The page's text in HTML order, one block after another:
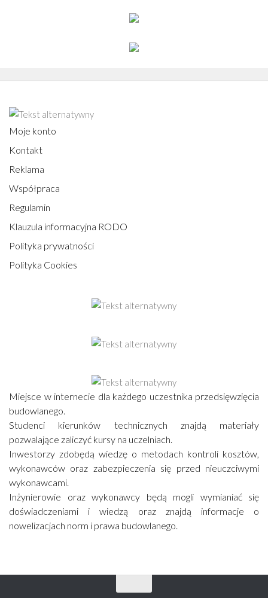
Moje konto
Kontakt
Reklama
Współpraca
Regulamin
Klauzula informacyjna RODO
Polityka prywatności
Polityka Cookies
Miejsce w internecie dla każdego uczestnika przedsięwzięcia
budowlanego.
Studenci kierunków technicznych znajdą materiały
pozwalające zaliczyć kursy na uczelniach.
Inwestorzy zdobędą wiedzę o metodach kontroli kosztów,
wykonawców oraz zabezpieczenia się przed nieuczciwymi
wykonawcami.
Inżynierowie oraz wykonawcy będą mogli wymianiać się
doświadczeniami i wiedzą oraz znajdą informacje o
nowelizacjach norm i prawa budowlanego.